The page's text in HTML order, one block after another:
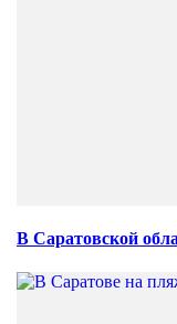
В Саратовской